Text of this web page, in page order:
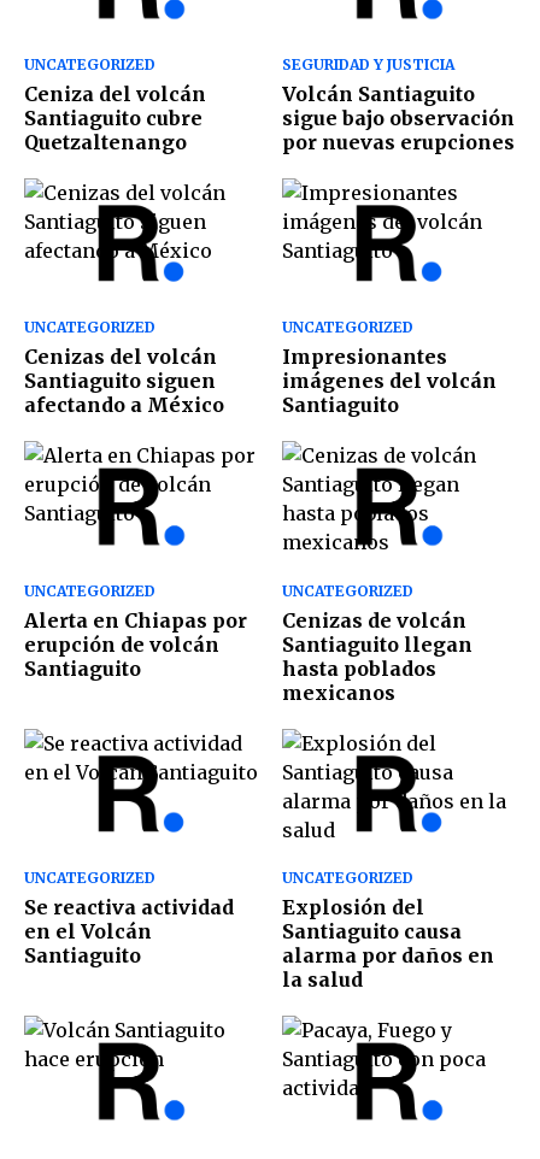
UNCATEGORIZED
Ceniza del volcán
Santiaguito cubre
Quetzaltenango
SEGURIDAD Y JUSTICIA
Volcán Santiaguito
sigue bajo observación
por nuevas erupciones
UNCATEGORIZED
Cenizas del volcán
Santiaguito siguen
afectando a México
UNCATEGORIZED
Impresionantes
imágenes del volcán
Santiaguito
UNCATEGORIZED
Alerta en Chiapas por
erupción de volcán
Santiaguito
UNCATEGORIZED
Cenizas de volcán
Santiaguito llegan
hasta poblados
mexicanos
UNCATEGORIZED
Se reactiva actividad
en el Volcán
Santiaguito
UNCATEGORIZED
Explosión del
Santiaguito causa
alarma por daños en
la salud